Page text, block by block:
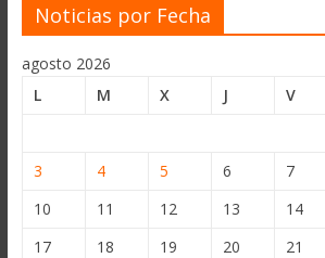
Noticias por Fecha
agosto 2026
L
M X J V
3
4 5 6 7
10
11 12 13 14
17
18 19 20 21